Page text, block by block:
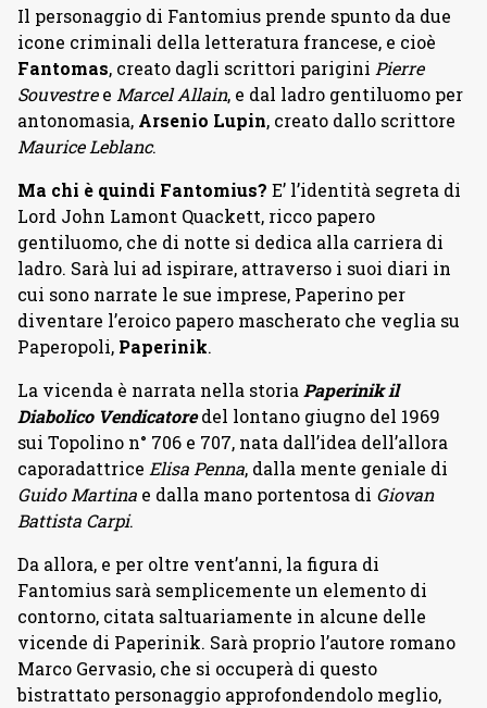
Il personaggio di Fantomius prende spunto da due
icone criminali della letteratura francese, e cioè
Fantomas, creato dagli scrittori parigini Pierre
Souvestree Marcel Allain, e dal ladro gentiluomo per
antonomasia, Arsenio Lupin, creato dallo scrittore
Maurice Leblanc.
Ma chi è quindi Fantomius? E’ l’identità segreta di
Lord John Lamont Quackett, ricco papero
gentiluomo, che di notte si dedica alla carriera di
ladro. Sarà lui ad ispirare, attraverso i suoi diari in
cui sono narrate le sue imprese, Paperino per
diventare l’eroico papero mascherato che veglia su
Paperopoli, Paperinik.
La vicenda è narrata nella storiaPaperinik il
Diabolico Vendicatoredel lontano giugno del 1969
sui Topolino n° 706 e 707, nata dall’idea dell’allora
caporadattrice Elisa Penna, dalla mente geniale di
Guido Martina e dalla mano portentosa di Giovan
Battista Carpi.
Da allora, e per oltre vent’anni, la figura di
Fantomius sarà semplicemente un elemento di
contorno, citata saltuariamente in alcune delle
vicende di Paperinik. Sarà proprio l’autore romano
Marco Gervasio, che si occuperà di questo
bistrattato personaggio approfondendolo meglio,